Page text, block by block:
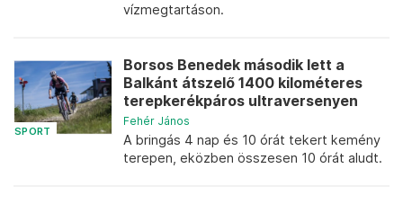
vízmegtartáson.
SPORT
Borsos Benedek második lett a
Balkánt átszelő 1400 kilométeres
terepkerékpáros ultraversenyen
Fehér János
A bringás 4 nap és 10 órát tekert kemény
terepen, eközben összesen 10 órát aludt.